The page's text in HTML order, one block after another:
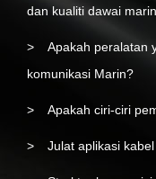
dan kualiti dawai
Apakah peralatan
komunikasi Marin?
Apakah ciri-ciri
Julat aplikasi